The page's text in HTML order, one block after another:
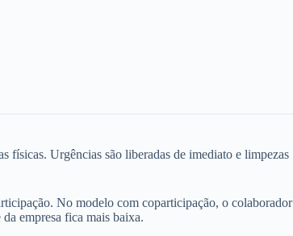
físicas. Urgências são liberadas de imediato e limpezas
No modelo com coparticipação, o colaborador
empresa fica mais baixa.